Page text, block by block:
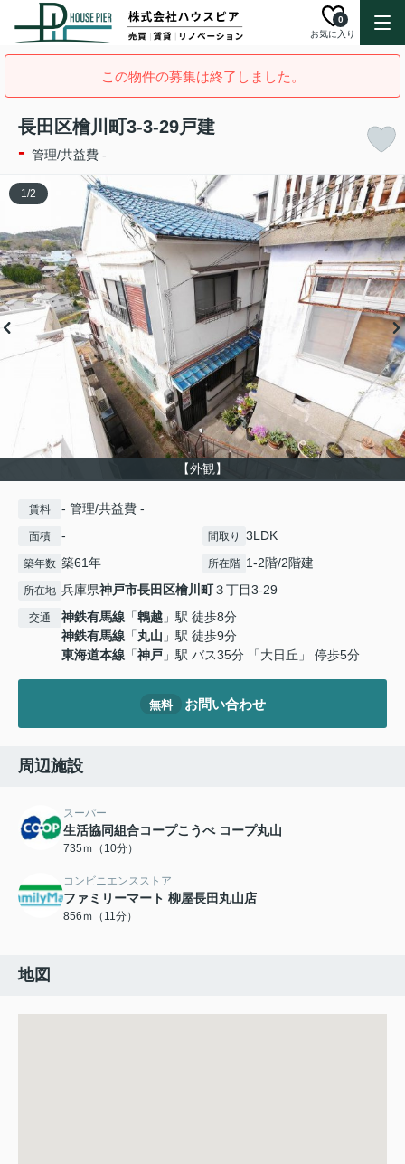
お気に入り
0
この物件の募集は終了しました。
長田区檜川町3-3-29戸建
- 管理/共益費 -
【外観】
1/2
賃料 - 管理/共益費 -
面積 - 間取り 3LDK
築年数 築61年 所在階 1-2階/2階建
所在地 兵庫県神戸市長田区檜川町３丁目3-29
交通 神鉄有馬線 「鵯越 」駅 徒歩8分
神鉄有馬線 「丸山 」駅 徒歩9分
東海道本線 「神戸 」駅 バス35分 「大日丘」 停歩5分
無料 お問い合わせ
周辺施設
スーパー
生活協同組合コープこうべ コープ丸山
735ｍ（10分）
コンビニエンスストア
ファミリーマート 柳屋長田丸山店
856ｍ（11分）
地図